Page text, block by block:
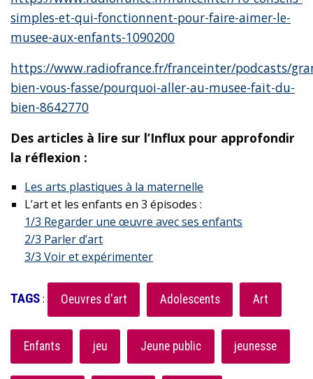
simples-et-qui-fonctionnent-pour-faire-aimer-le-
musee-aux-enfants-1090200
https://www.radiofrance.fr/franceinter/podcasts/
bien-vous-fasse/pourquoi-aller-au-musee-fait-du-
bien-8642770
Des articles à lire sur l’Influx pour approfondir
la réflexion :
Les arts plastiques à la maternelle
L’art et les enfants en 3 épisodes :
1/3 Regarder une œuvre avec ses enfants
2/3 Parler d’art
3/3 Voir et expérimenter
TAGS: Oeuvres d'art Adolescents Art
Enfants jeu Jeune public jeunesse